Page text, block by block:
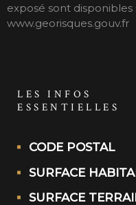
exposé sont disponibles
www.georisques.gouv.fr
LES INFOS
ESSENTIELLES
Caractérisque Valeurs
CODE POSTAL
SURFACE
SURFACE